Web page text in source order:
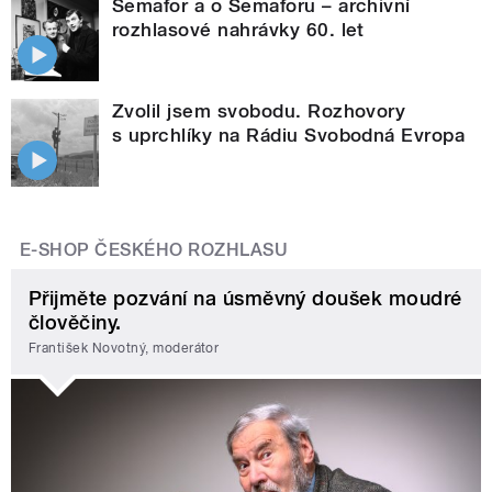
Semafor a o Semaforu – archivní
rozhlasové nahrávky 60. let
Zvolil jsem svobodu. Rozhovory
s uprchlíky na Rádiu Svobodná Evropa
E-SHOP ČESKÉHO ROZHLASU
Přijměte pozvání na úsměvný doušek moudré
člověčiny.
František Novotný, moderátor